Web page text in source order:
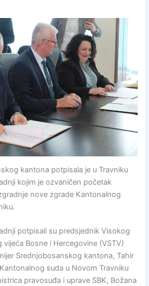
kantona potpisala je u Travniku
kojim je ozvaničen početak
nove zgrade Kantonalnog
potpisali su predsjednik Visokog
Bosne i Hercegovine (VSTV)
Srednjobosanskog kantona, Tahir
suda u Novom Travniku
pravosuđa i uprave SBK, Božana